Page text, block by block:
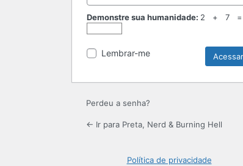
Demonstre sua humanidade: 2 + 7 =
Lembrar-me
Perdeu a senha?
← Ir para Preta, Nerd & Burning Hell
Política de privacidade